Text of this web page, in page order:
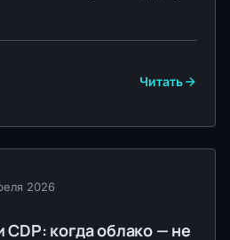
Читать
2026
CDP: когда облако — не